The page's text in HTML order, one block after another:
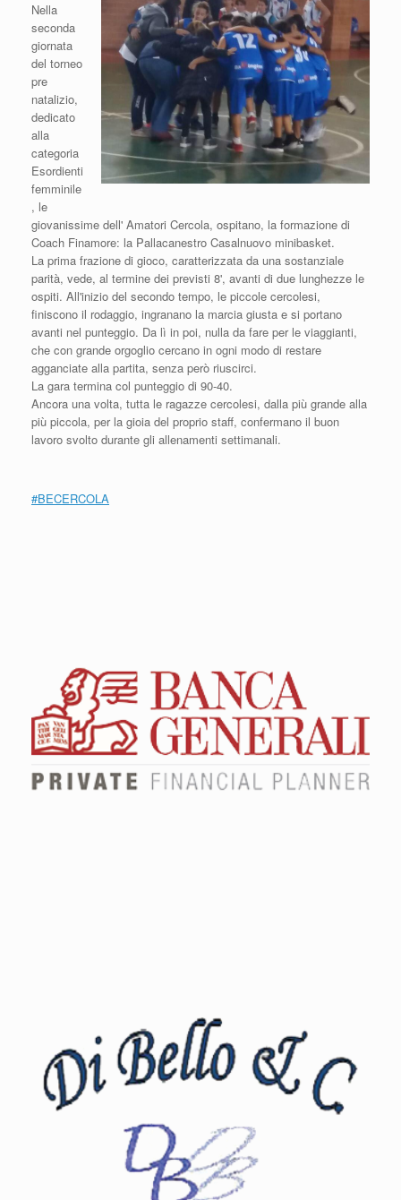
Nella
seconda
giornata
del torneo
pre
natalizio,
dedicato
alla
categoria
Esordienti
femminile
, le
giovanissime dell' Amatori Cercola, ospitano, la formazione di
Coach Finamore: la Pallacanestro Casalnuovo minibasket.
La prima frazione di gioco, caratterizzata da una sostanziale
parità, vede, al termine dei previsti 8', avanti di due lunghezze le
ospiti. All'inizio del secondo tempo, le piccole cercolesi,
finiscono il rodaggio, ingranano la marcia giusta e si portano
avanti nel punteggio. Da lì in poi, nulla da fare per le viaggianti,
che con grande orgoglio cercano in ogni modo di restare
agganciate alla partita, senza però riuscirci.
La gara termina col punteggio di 90-40.
Ancora una volta, tutta le ragazze cercolesi, dalla più grande alla
più piccola, per la gioia del proprio staff, confermano il buon
lavoro svolto durante gli allenamenti settimanali.
#BECERCOLA